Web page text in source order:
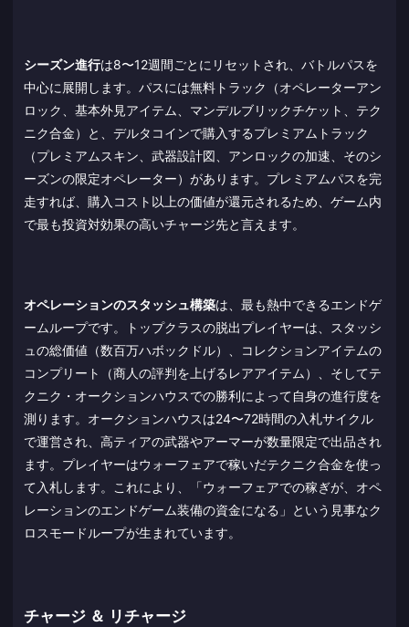
シーズン進行は8〜12週間ごとにリセットされ、バトルパスを
中心に展開します。パスには無料トラック（オペレーターアン
ロック、基本外見アイテム、マンデルブリックチケット、テク
ニク合金）と、デルタコインで購入するプレミアムトラック
（プレミアムスキン、武器設計図、アンロックの加速、そのシ
ーズンの限定オペレーター）があります。プレミアムパスを完
走すれば、購入コスト以上の価値が還元されるため、ゲーム内
で最も投資対効果の高いチャージ先と言えます。
オペレーションのスタッシュ構築は、最も熱中できるエンドゲ
ームループです。トップクラスの脱出プレイヤーは、スタッシ
ュの総価値（数百万ハボックドル）、コレクションアイテムの
コンプリート（商人の評判を上げるレアアイテム）、そしてテ
クニク・オークションハウスでの勝利によって自身の進行度を
測ります。オークションハウスは24〜72時間の入札サイクル
で運営され、高ティアの武器やアーマーが数量限定で出品され
ます。プレイヤーはウォーフェアで稼いだテクニク合金を使っ
て入札します。これにより、「ウォーフェアでの稼ぎが、オペ
レーションのエンドゲーム装備の資金になる」という見事なク
ロスモードループが生まれています。
チャージ ＆ リチャージ